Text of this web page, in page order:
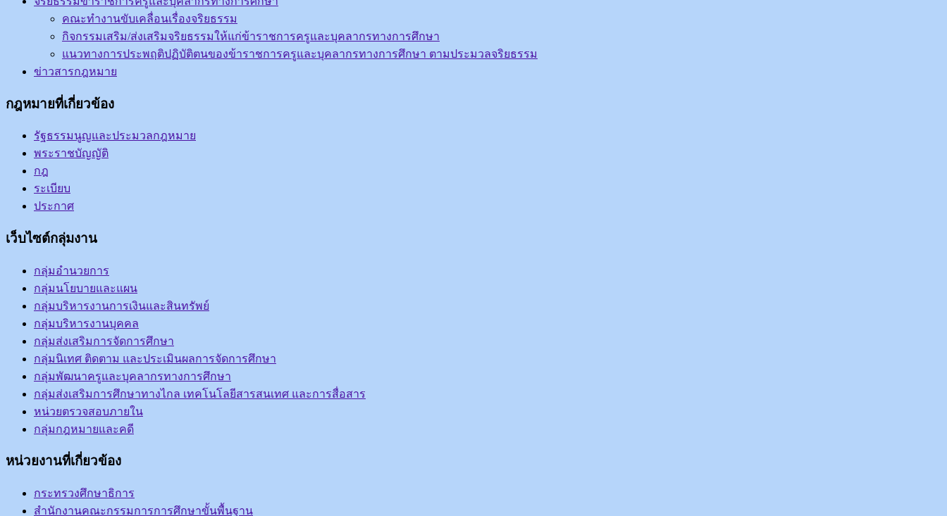
คณะทำงานขับเคลื่อนเรื่องจริยธรรม
กิจกรรมเสริม/ส่งเสริมจริยธรรมให้แก่ข้าราชการครูและบุคลากรทางการศึกษา
แนวทางการประพฤติปฏิบัติตนของข้าราชการครูและบุคลากรทางการศึกษา ตามประมวลจริยธรรม
ข่าวสารกฎหมาย
กฎหมายที่เกี่ยวข้อง
รัฐธรรมนูญและประมวลกฎหมาย
พระราชบัญญัติ
กฎ
ระเบียบ
ประกาศ
เว็บไซต์กลุ่มงาน
กลุ่มอำนวยการ
กลุ่มนโยบายและแผน
กลุ่มบริหารงานการเงินและสินทรัพย์
กลุ่มบริหารงานบุคคล
กลุ่มส่งเสริมการจัดการศึกษา
กลุ่มนิเทศ ติดตาม และประเมินผลการจัดการศึกษา
กลุ่มพัฒนาครูและบุคลากรทางการศึกษา
กลุ่มส่งเสริมการศึกษาทางไกล เทคโนโลยีสารสนเทศ และการสื่อสาร
หน่วยตรวจสอบภายใน
กลุ่มกฎหมายและคดี
หน่วยงานที่เกี่ยวข้อง
กระทรวงศึกษาธิการ
สำนักงานคณะกรรมการการศึกษาขั้นพื้นฐาน